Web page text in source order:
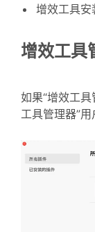
增效工具安
增效工具
如果“增效工
工具管理器”